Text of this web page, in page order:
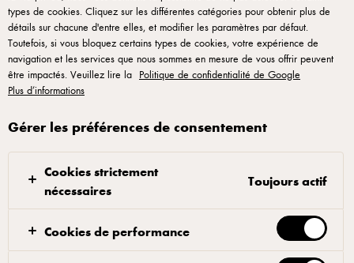
Arla Foods Inc., Country office, 675 Rivermede Road, Concord, Ontario L4K
2G9, Canada -arlapro_canada@arlafoods.com
Conditions d'utilisation
types de cookies. Cliquez sur les différentes catégories pour obtenir plus de
détails sur chacune d'entre elles, et modifier les paramètres par défaut.
Toutefois, si vous bloquez certains types de cookies, votre expérience de
navigation et les services que nous sommes en mesure de vous offrir peuvent
être impactés. Veuillez lire la Politique de confidentialité de Google
Plus d’informations
Gérer les préférences de consentement
Cookies strictement
nécessaires
Toujours actif
Cookies de performance